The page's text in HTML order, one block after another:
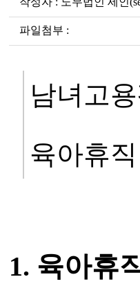
파일첨부 :
남녀고
육아휴
1. 육아휴